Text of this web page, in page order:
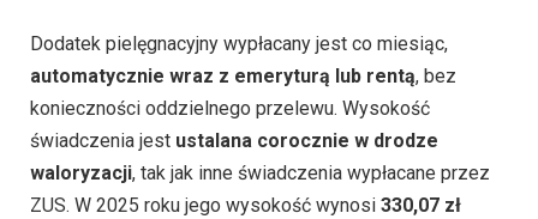
Dodatek pielęgnacyjny wypłacany jest co miesiąc,
automatycznie wraz z emeryturą lub rentą, bez
konieczności oddzielnego przelewu. Wysokość
świadczenia jest ustalana corocznie w drodze
waloryzacji, tak jak inne świadczenia wypłacane przez
ZUS. W 2025 roku jego wysokość wynosi 330,07 zł